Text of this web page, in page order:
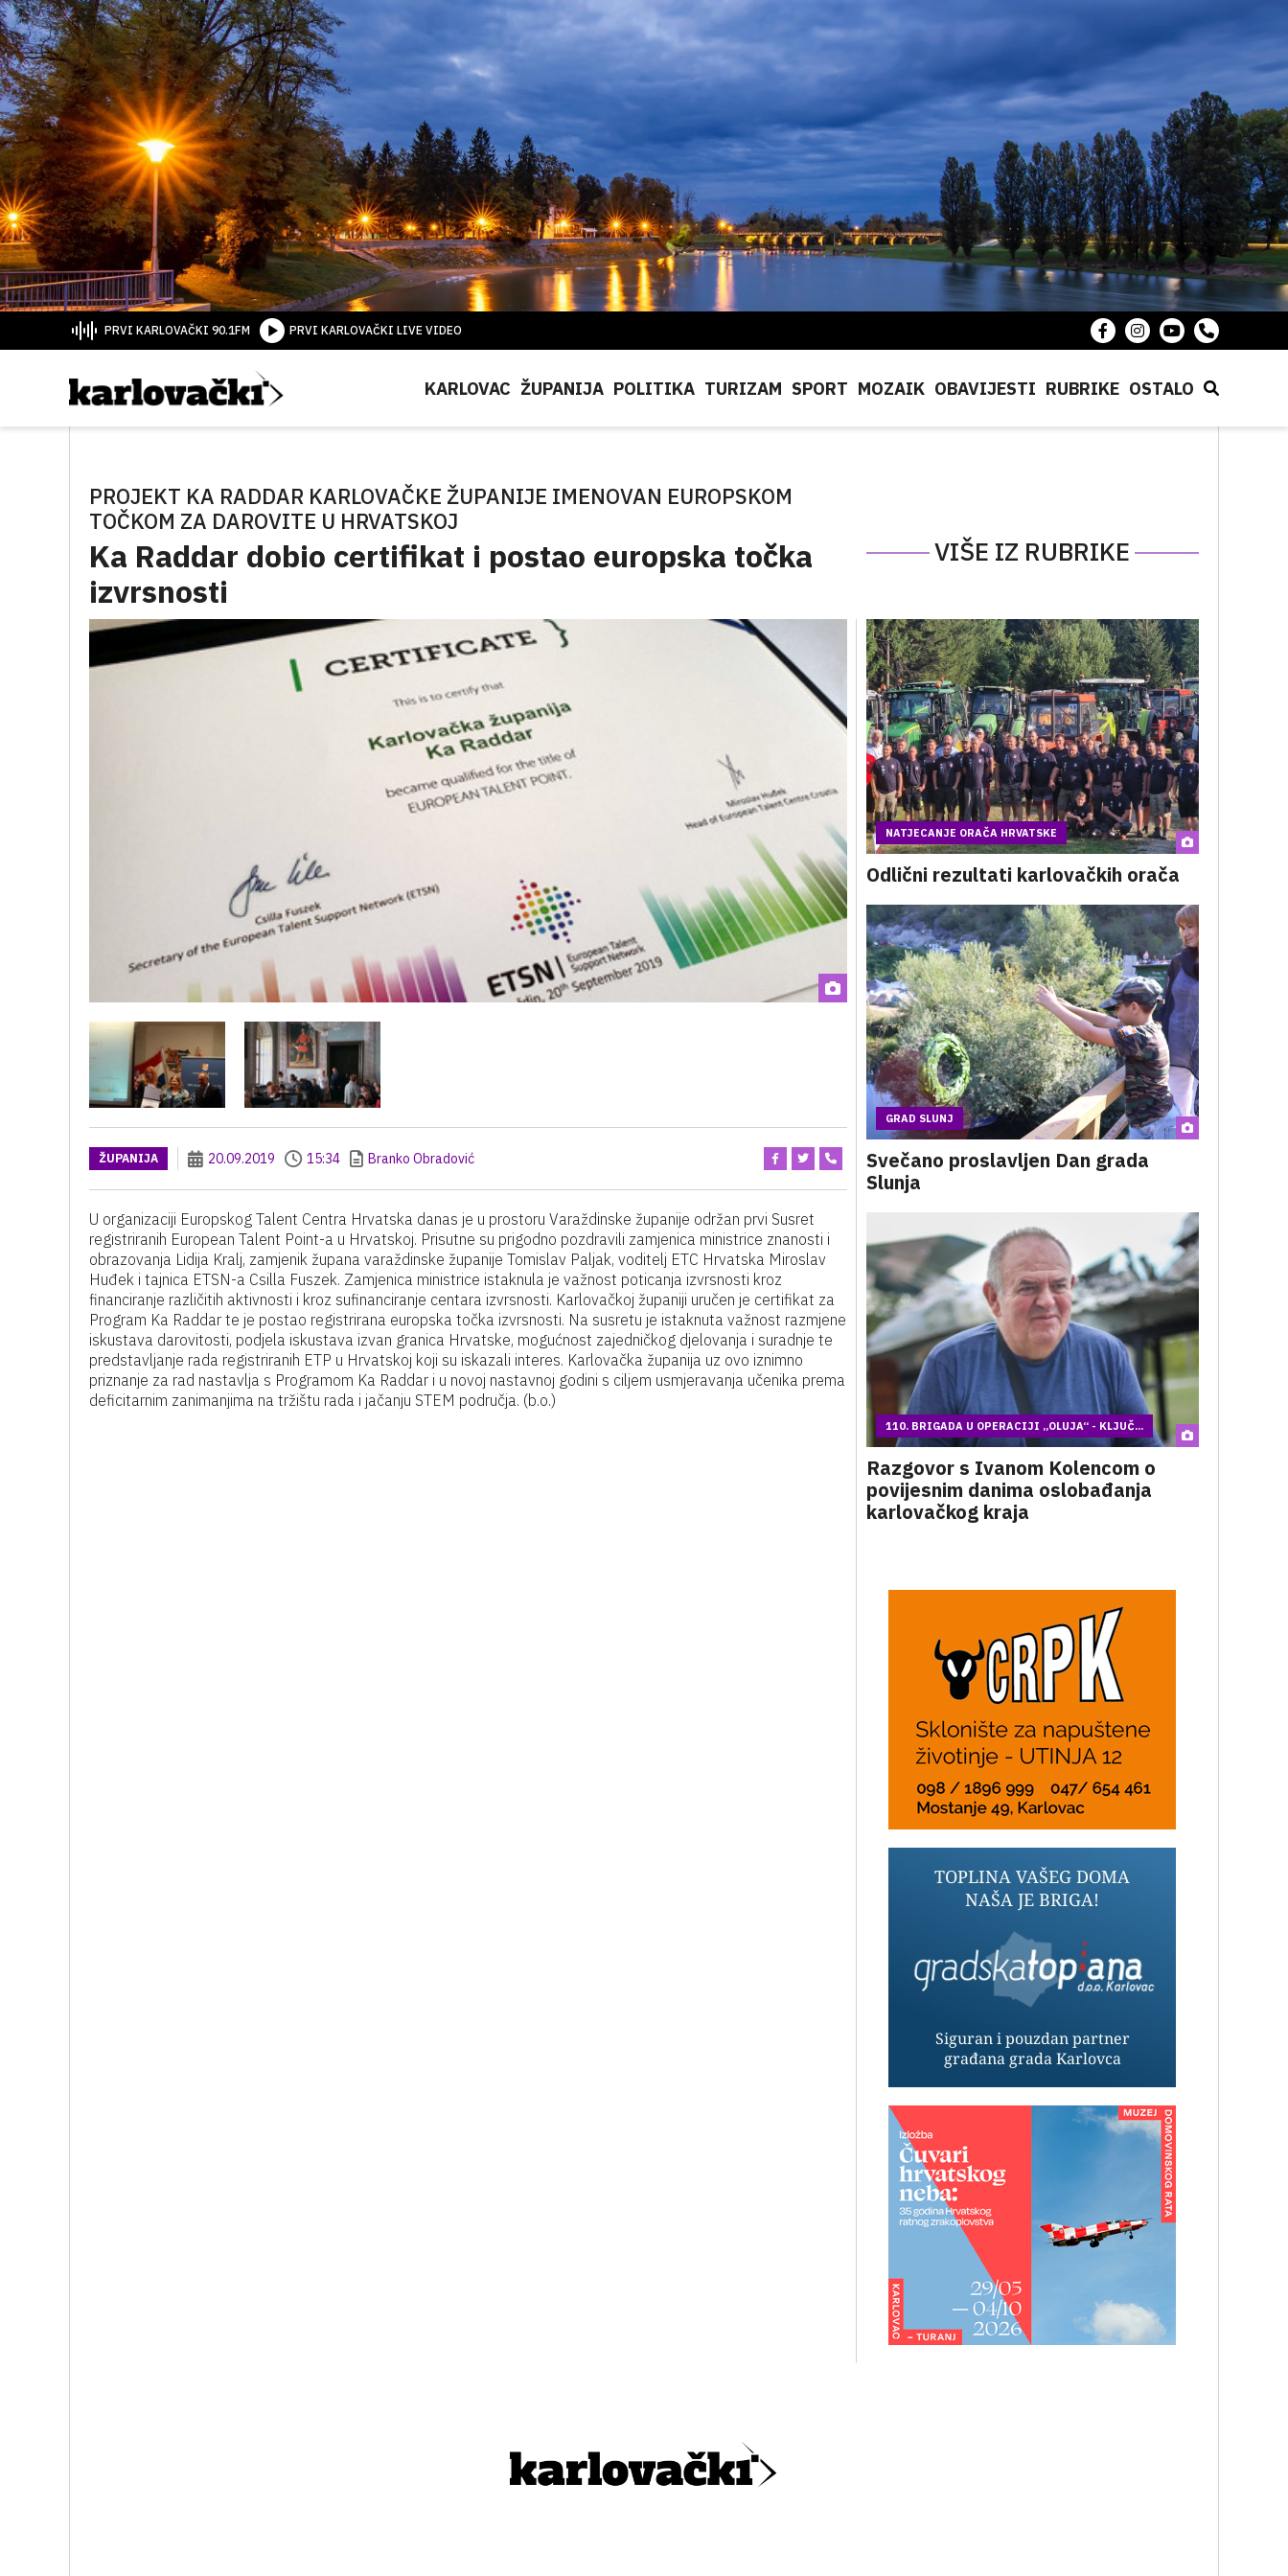
PRVI KARLOVAČKI 90.1FM PRVI KARLOVAČKI LIVE VIDEO
KARLOVAC ŽUPANIJA POLITIKA TURIZAM SPORT MOZAIK OBAVIJESTI RUBRIKE OSTALO
PROJEKT KA RADDAR KARLOVAČKE ŽUPANIJE IMENOVAN EUROPSKOM
TOČKOM ZA DAROVITE U HRVATSKOJ
Ka Raddar dobio certifikat i postao europska točka
izvrsnosti
VIŠE IZ RUBRIKE
ŽUPANIJA 20.09.2019 15:34 Branko Obradović
U organizaciji Europskog Talent Centra Hrvatska danas je u prostoru Varaždinske županije održan prvi Susret
registriranih European Talent Point-a u Hrvatskoj. Prisutne su prigodno pozdravili zamjenica ministrice znanosti i
obrazovanja Lidija Kralj, zamjenik župana varaždinske županije Tomislav Paljak, voditelj ETC Hrvatska Miroslav
Huđek i tajnica ETSN-a Csilla Fuszek. Zamjenica ministrice istaknula je važnost poticanja izvrsnosti kroz
financiranje različitih aktivnosti i kroz sufinanciranje centara izvrsnosti. Karlovačkoj županiji uručen je certifikat za
Program Ka Raddar te je postao registrirana europska točka izvrsnosti. Na susretu je istaknuta važnost razmjene
iskustava darovitosti, podjela iskustava izvan granica Hrvatske, mogućnost zajedničkog djelovanja i suradnje te
predstavljanje rada registriranih ETP u Hrvatskoj koji su iskazali interes. Karlovačka županija uz ovo iznimno
priznanje za rad nastavlja s Programom Ka Raddar i u novoj nastavnoj godini s ciljem usmjeravanja učenika prema
deficitarnim zanimanjima na tržištu rada i jačanju STEM područja. (b.o.)
NATJECANJE ORAČA HRVATSKE
Odlični rezultati karlovačkih orača
GRAD SLUNJ
Svečano proslavljen Dan grada
Slunja
110. BRIGADA U OPERACIJI „OLUJA“ - KLJUČ...
Razgovor s Ivanom Kolencom o
povijesnim danima oslobađanja
karlovačkog kraja